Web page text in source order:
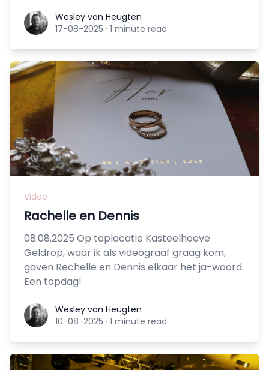
Wesley van Heugten
Wesley van Heugten
17-08-2025 · 1 minute read
Video
Rachelle en Dennis
08.08.2025 Op toplocatie Kasteelhoeve
Geldrop, waar ik als videograaf graag kom,
gaven Rechelle en Dennis elkaar het ja-woord.
Een topdag!
Wesley van Heugten
Wesley van Heugten
10-08-2025 · 1 minute read